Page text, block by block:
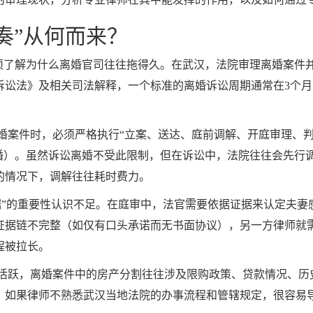
从何而来？
解为什么离婚官司往往拖得久。在武汉，法院审理离婚案件
法》及相关司法解释，一个标准的离婚诉讼周期通常在3个
案件时，必须严格执行“立案、送达、庭前调解、开庭审理、
。虽然诉讼离婚不受此限制，但在诉讼中，法院往往会先
况下，调解往往耗时费力。
的重要性认识不足。在庭审中，法官需要依据证据来认定夫
链不完整（如仅有口头承诺而无书面协议），另一方律师
拉长。
跃，离婚案件中的房产分割往往涉及限购政策、贷款情况、
果律师不熟悉武汉当地法院的办事流程和管辖规定，很容